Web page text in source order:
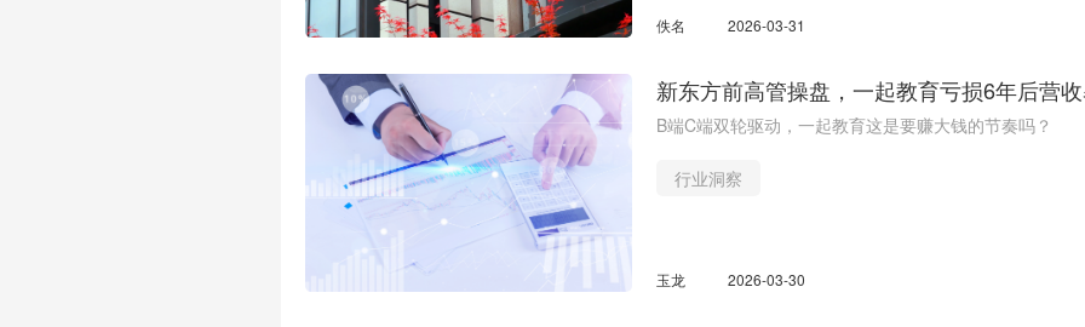
佚名 2026-03-31
新东方前高管操盘，一起教育亏损6年后营
B端C端双轮驱动，一起教育这是要赚大钱的节奏吗？
行业洞察
玉龙 2026-03-30